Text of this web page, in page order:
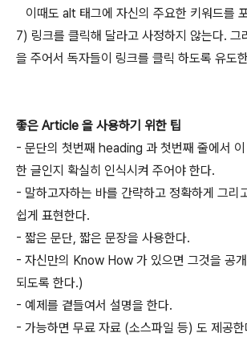
이때도 alt 태그에 자신의 주요한 키워드를
7) 링크를 클릭해 달라고 사정하지 않는다. 그
을 주어서 독자들이 링크를 클릭 하도록 유도
좋은 Article 을 사용하기 위한 팁
- 문단의 첫번째 heading 과 첫번째 줄에서
한 글인지 확실히 인식시켜 주어야 한다.
- 말하고자하는 바를 간략하고 정확하게 그리
쉽게 표현한다.
- 짧은 문단, 짧은 문장을 사용한다.
- 자신만의 Know How 가 있으면 그것을 공개
되도록 한다.)
- 예제를 곁들여서 설명을 한다.
- 가능하면 무료 자료 (소스파일 등) 도 제공한